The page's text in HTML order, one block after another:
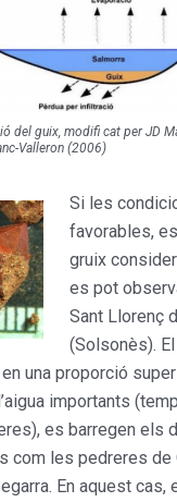
del guix, modifi cat per JD
Valleron (2006)
Si les
favorables,
gruix
es pot
Sant Llorenç
(Solsonès).
una proporció
importants
es barregen els
com les pedreres de
En aquest cas,